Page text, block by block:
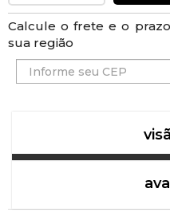
Calcule o frete e o
sua região